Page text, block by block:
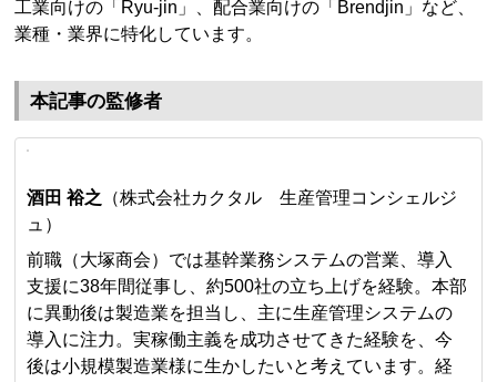
工業向けの「Ryu-jin」、配合業向けの「Brendjin」など、
業種・業界に特化しています。
本記事の監修者
酒田 裕之 （株式会社カクタル 生産管理コンシェルジ
ュ）
前職（大塚商会）では基幹業務システムの営業、導入
支援に38年間従事し、約500社の立ち上げを経験。本部
に異動後は製造業を担当し、主に生産管理システムの
導入に注力。実稼働主義を成功させてきた経験を、今
後は小規模製造業様に生かしたいと考えています。経